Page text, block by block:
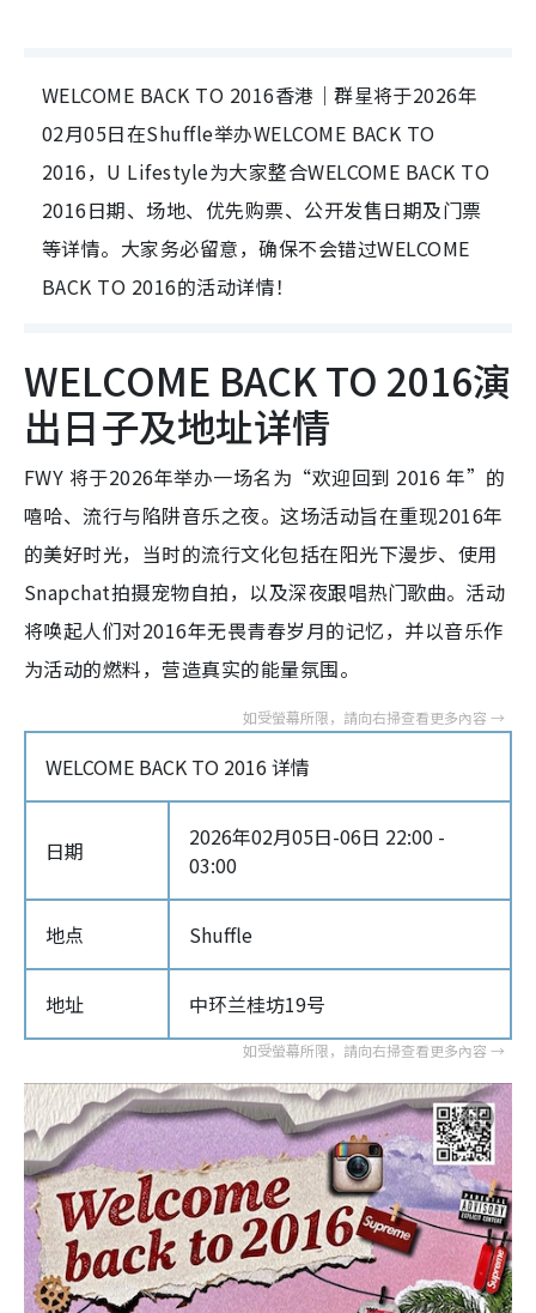
WELCOME BACK TO 2016香港｜群星将于2026年
02月05日在Shuffle举办WELCOME BACK TO
2016，U Lifestyle为大家整合WELCOME BACK TO
2016日期、场地、优先购票、公开发售日期及门票
等详情。大家务必留意，确保不会错过WELCOME
BACK TO 2016的活动详情！
WELCOME BACK TO 2016演
出日子及地址详情
FWY 将于2026年举办一场名为“欢迎回到 2016 年”的
嘻哈、流行与陷阱音乐之夜。这场活动旨在重现2016年
的美好时光，当时的流行文化包括在阳光下漫步、使用
Snapchat拍摄宠物自拍，以及深夜跟唱热门歌曲。活动
将唤起人们对2016年无畏青春岁月的记忆，并以音乐作
为活动的燃料，营造真实的能量氛围。
WELCOME BACK TO 2016 详情
日期
2026年02月05日-06日 22:00 -
03:00
地点 Shuffle
地址 中环兰桂坊19号